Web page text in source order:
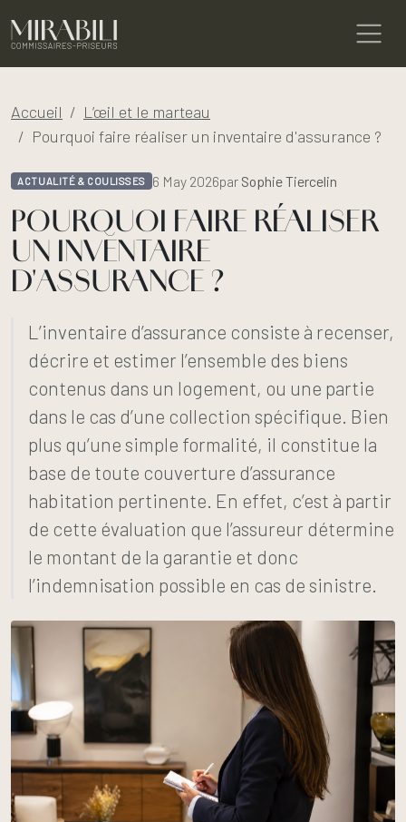
Accueil
L’œil et le marteau
Pourquoi faire réaliser un inventaire d'assurance ?
ACTUALITÉ & COULISSES 6 May 2026par Sophie Tiercelin
POURQUOI FAIRE RÉALISER
UN INVENTAIRE
D'ASSURANCE ?
L’inventaire d’assurance consiste à recenser,
décrire et estimer l’ensemble des biens
contenus dans un logement, ou une partie
dans le cas d’une collection spécifique. Bien
plus qu’une simple formalité, il constitue la
base de toute couverture d’assurance
habitation pertinente. En effet, c’est à partir
de cette évaluation que l’assureur détermine
le montant de la garantie et donc
l’indemnisation possible en cas de sinistre.